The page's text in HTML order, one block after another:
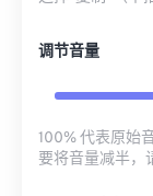
调节音量
100% 代表原始
要将音量减半，